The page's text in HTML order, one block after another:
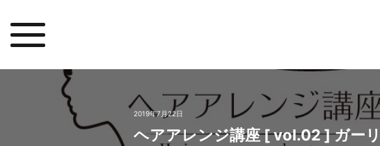
2019年7月22日
ヘアアレンジ講座 [ vol.02 ] ガー